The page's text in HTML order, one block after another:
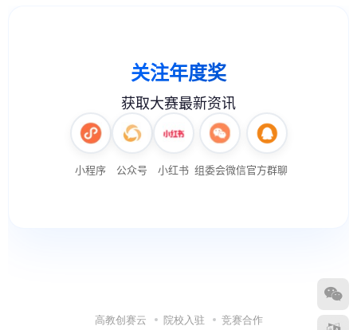
高教创赛云 院校入驻 竞赛合作